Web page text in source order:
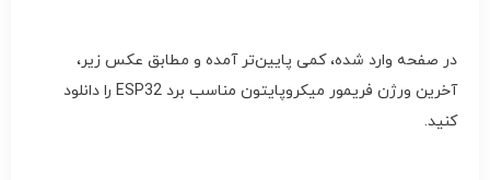
در صفحه وارد شده، کمی پایین‌تر آمده و مطابق عکس زیر،
آخرین ورژن فریمور میکروپایتون مناسب برد ESP32 را دانلود
کنید.